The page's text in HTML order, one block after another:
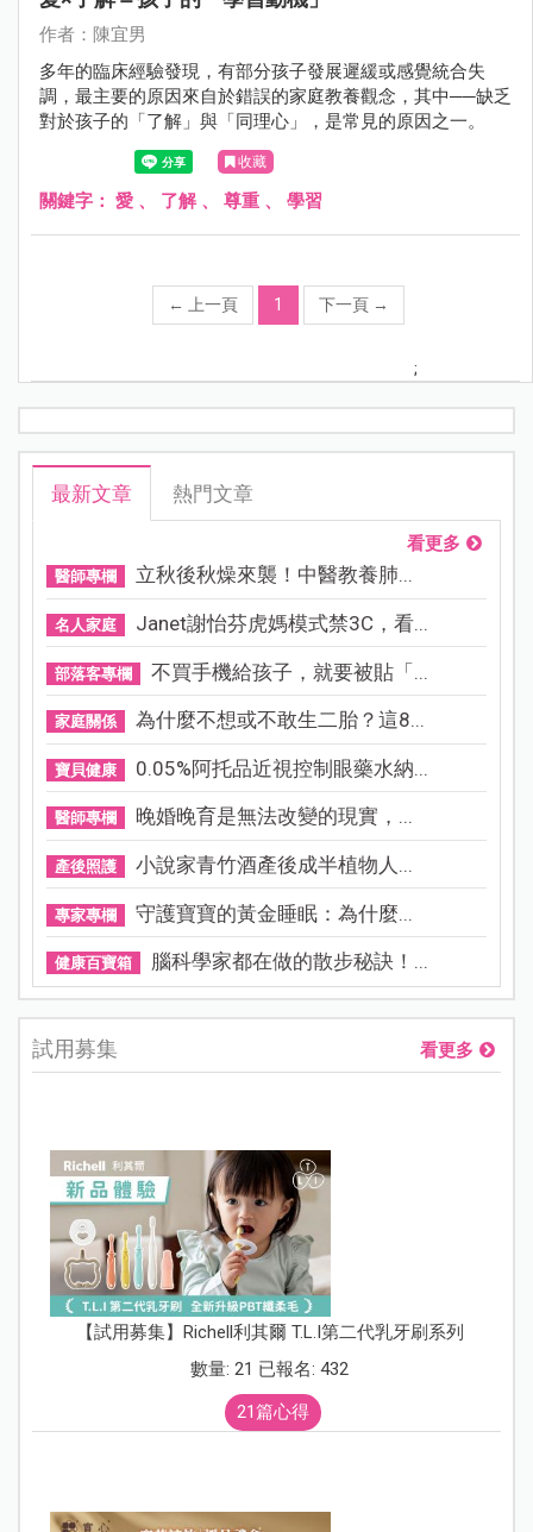
作者：陳宜男
多年的臨床經驗發現，有部分孩子發展遲緩或感覺統合失
調，最主要的原因來自於錯誤的家庭教養觀念，其中──缺乏
對於孩子的「了解」與「同理心」，是常見的原因之一。
收藏
關鍵字： 愛 、 了解、 尊重 、 學習
← 上一頁 1 下一頁 →
;
最新文章 熱門文章
看更多
醫師專欄 立秋後秋燥來襲！中醫教養肺...
名人家庭 Janet謝怡芬虎媽模式禁3C，看...
部落客專欄 不買手機給孩子，就要被貼「...
家庭關係 為什麼不想或不敢生二胎？這8...
寶貝健康 0.05%阿托品近視控制眼藥水納...
醫師專欄 晚婚晚育是無法改變的現實，...
產後照護 小說家青竹酒產後成半植物人...
專家專欄 守護寶寶的黃金睡眠：為什麼...
健康百寶箱 腦科學家都在做的散步秘訣！...
試用募集 看更多
【試用募集】Richell利其爾 T.L.I第二代乳牙刷系列
數量: 21 已報名: 432
21篇心得